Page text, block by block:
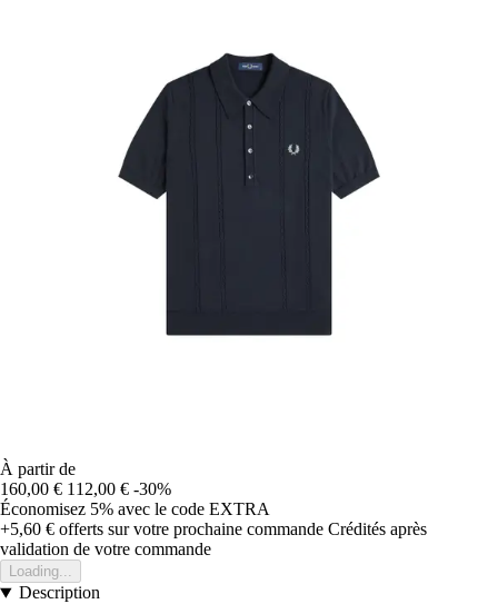
À partir de
160,00 € 112,00 € -30%
Économisez 5% avec le code EXTRA
+5,60 € offerts sur votre prochaine commande Crédités après
validation de votre commande
Loading...
Description